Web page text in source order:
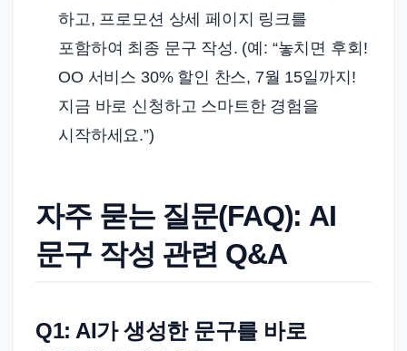
하고, 프로모션 상세 페이지 링크를
포함하여 최종 문구 작성. (예: “놓치면 후회!
OO 서비스 30% 할인 찬스, 7월 15일까지!
지금 바로 신청하고 스마트한 경험을
시작하세요.”)
자주 묻는 질문(FAQ): AI
문구 작성 관련 Q&A
Q1: AI가 생성한 문구를 바로